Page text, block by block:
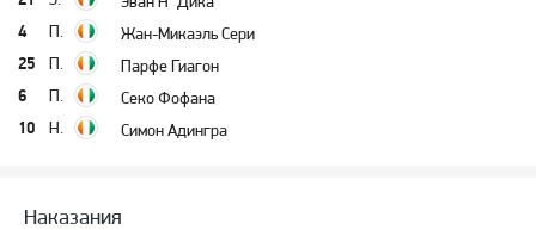
4 П. Жан-Микаэль Сери
25 П. Парфе Гиагон
6 П. Секо Фофана
10 Н. Симон Адингра
Наказания